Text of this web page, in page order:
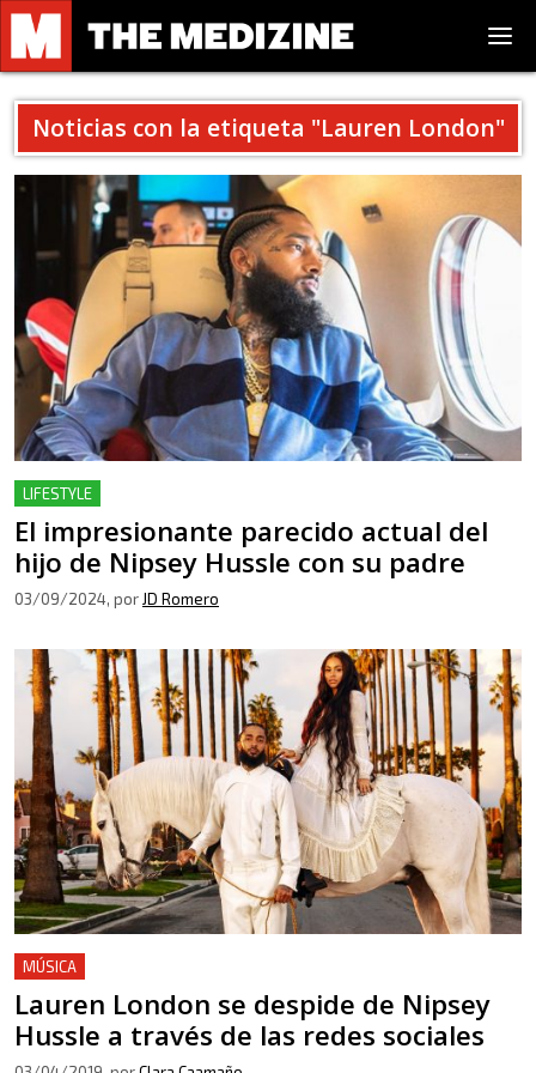
Noticias con la etiqueta "Lauren London"
LIFESTYLE
El impresionante parecido actual del
hijo de Nipsey Hussle con su padre
03/09/2024, por JD Romero
MÚSICA
Lauren London se despide de Nipsey
Hussle a través de las redes sociales